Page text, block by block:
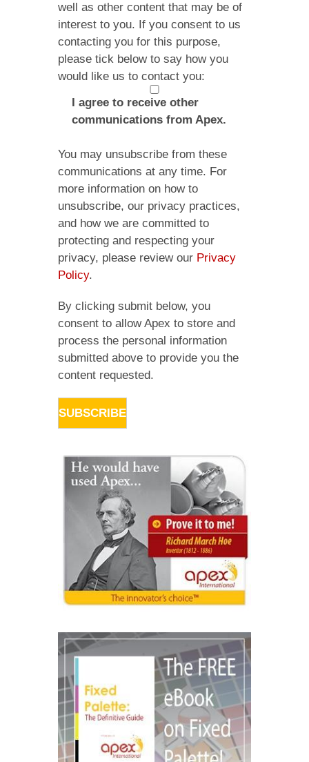
well as other content that may be of
interest to you. If you consent to us
contacting you for this purpose,
please tick below to say how you
would like us to contact you:
I agree to receive other
communications from Apex.
You may unsubscribe from these
communications at any time. For
more information on how to
unsubscribe, our privacy practices,
and how we are committed to
protecting and respecting your
privacy, please review our Privacy
Policy.
By clicking submit below, you
consent to allow Apex to store and
process the personal information
submitted above to provide you the
content requested.